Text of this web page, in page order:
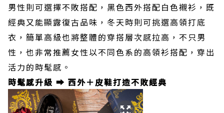
男性則可選擇不敗搭配，黑色西外搭配白色襯衫，既
經典又能顯露復古品味，冬天時則可挑選高領打底
衣，簡單高級也將整體的穿搭層次感拉高，不只男
性，也非常推薦女性以不同色系的高領衫搭配，穿出
活力的時髦感。
時髦感升級 ➡️ 西外＋皮鞋打造不敗經典